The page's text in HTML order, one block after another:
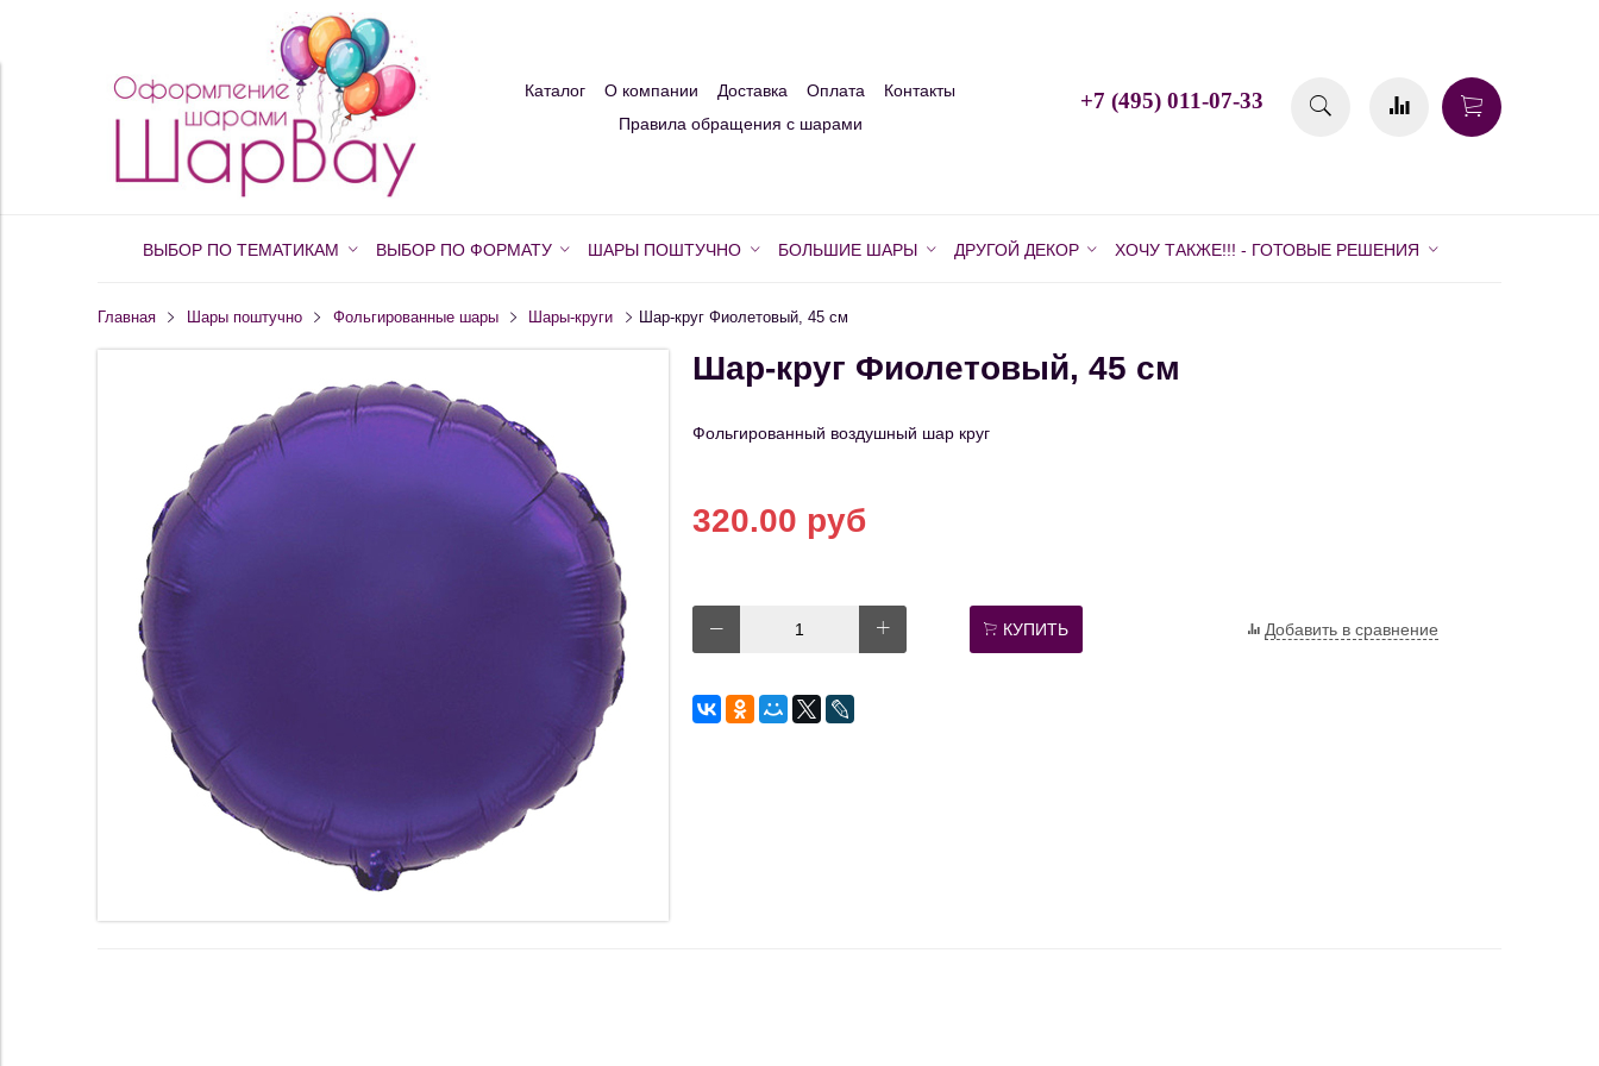
Каталог О компании Доставка Оплата
Контакты
Правила обращения с шарами
+7 (495) 011-07-33
ВЫБОР ПО ТЕМАТИКАМ ВЫБОР ПО ФОРМАТУ ШАРЫ ПОШТУЧНО БОЛЬШИЕ ШАРЫ ДРУГОЙ ДЕКОР ХОЧУ ТАКЖЕ!!! - ГОТОВЫЕ РЕШЕНИЯ
Главная Шары поштучно Фольгированные шары Шары-круги Шар-круг Фиолетовый, 45 см
Шар-круг Фиолетовый, 45 см
Фольгированный воздушный шар круг
320.00 руб
КУПИТЬ Добавить в сравнение